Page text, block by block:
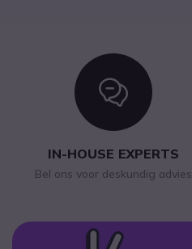
Icon
IN-HOUSE EXPERTS
Bel ons voor deskundig advies